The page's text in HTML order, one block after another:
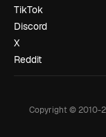
TikTok
Discord
X
Reddit
Copyright © 2010-